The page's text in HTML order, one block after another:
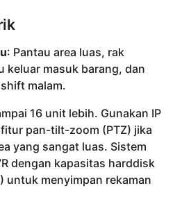
: Pantau area luas, rak
keluar masuk barang, dan
malam.
16 unit lebih. Gunakan IP
pan-tilt-zoom (PTZ) jika
yang sangat luas. Sistem
dengan kapasitas harddisk
untuk menyimpan rekaman